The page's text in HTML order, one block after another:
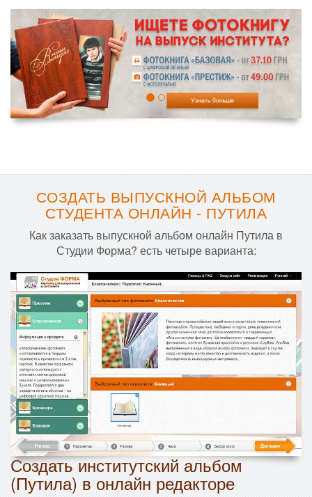
СОЗДАТЬ ВЫПУСКНОЙ АЛЬБОМ
СТУДЕНТА ОНЛАЙН - ПУТИЛА
Как заказать выпускной альбом онлайн Путила в
Студии Форма? есть четыре варианта:
Создать институтский альбом
(Путила) в онлайн редакторе